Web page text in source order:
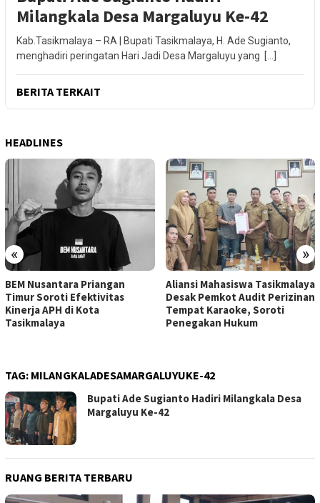
Milangkala Desa Margaluyu Ke-42
Kab.Tasikmalaya – RA | Bupati Tasikmalaya, H. Ade Sugianto,
menghadiri peringatan Hari Jadi Desa Margaluyu yang […]
BERITA TERKAIT
HEADLINES
« »
BEM Nusantara Priangan
Timur Soroti Efektivitas
Kinerja APH di Kota
Tasikmalaya
Aliansi Mahasiswa Tasikmalaya
Desak Pemkot Audit Perizinan
Tempat Karaoke, Soroti
Penegakan Hukum
TAG: MILANGKALADESAMARGALUYUKE-42
Bupati Ade Sugianto Hadiri Milangkala Desa
Margaluyu Ke-42
RUANG BERITA TERBARU